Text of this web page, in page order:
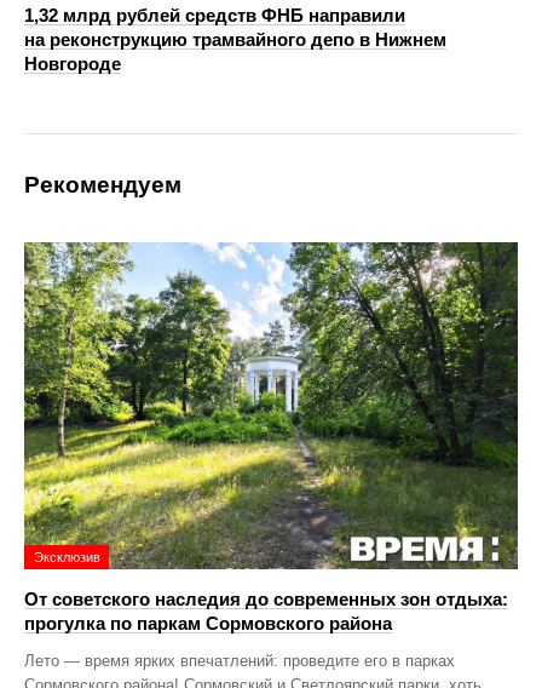
1,32 млрд рублей средств ФНБ направили
на реконструкцию трамвайного депо в Нижнем
Новгороде
Рекомендуем
Эксклюзив
От советского наследия до современных зон отдыха:
прогулка по паркам Сормовского района
Лето — время ярких впечатлений: проведите его в парках